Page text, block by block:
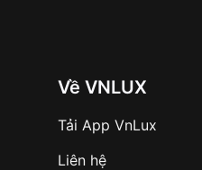
Về VNLUX
Tải App VnLux
Liên hệ